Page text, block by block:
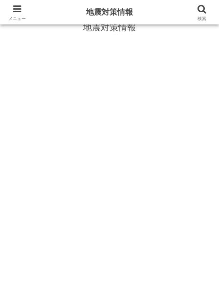
地震対策情報
メニュー
地震対策情報
検索